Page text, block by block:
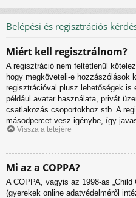
Belépési és regisztrációs
Miért kell regisztrálnom?
A regisztráció nem feltétlenül
hogy megköveteli-e hozzászólások
regisztrációval plusz lehetőségek is
például avatar használata, privát
csatlakozás csoportokhoz stb. A
másodpercet vesz igénybe, így
Vissza a tetejére
Mi az a COPPA?
A COPPA, vagyis az 1998-as
(gyerekek online adatvédelméről